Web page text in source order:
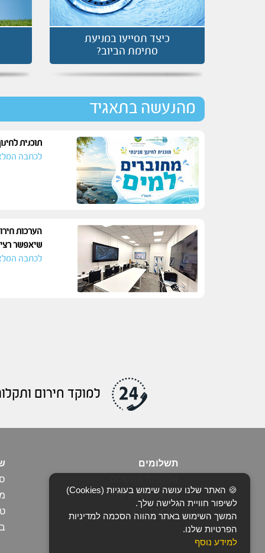
כיצד תסייעו במניעת
סתימת הביוב?
מהנעשה בתאגיד
תוכנית
לכתבה
הערכות
שיאפשר
לכתבה
למוקד חירום
תשלומים
לתשלום אונליין
הוראות קבע
🍪 האתר שלנו עושה שימוש בעוגיות (Cookies)
לשיפור חוויית הגלישה שלך.
המשך השימוש באתר מהווה הסכמה למדיניות
הפרטיות שלנו.
למידע נוסף